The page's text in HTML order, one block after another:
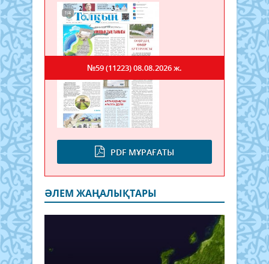
PDF МҰРАҒАТЫ
№59 (11223)08.08.2026 ж.
ӘЛЕМ ЖАҢАЛЫҚТАРЫ